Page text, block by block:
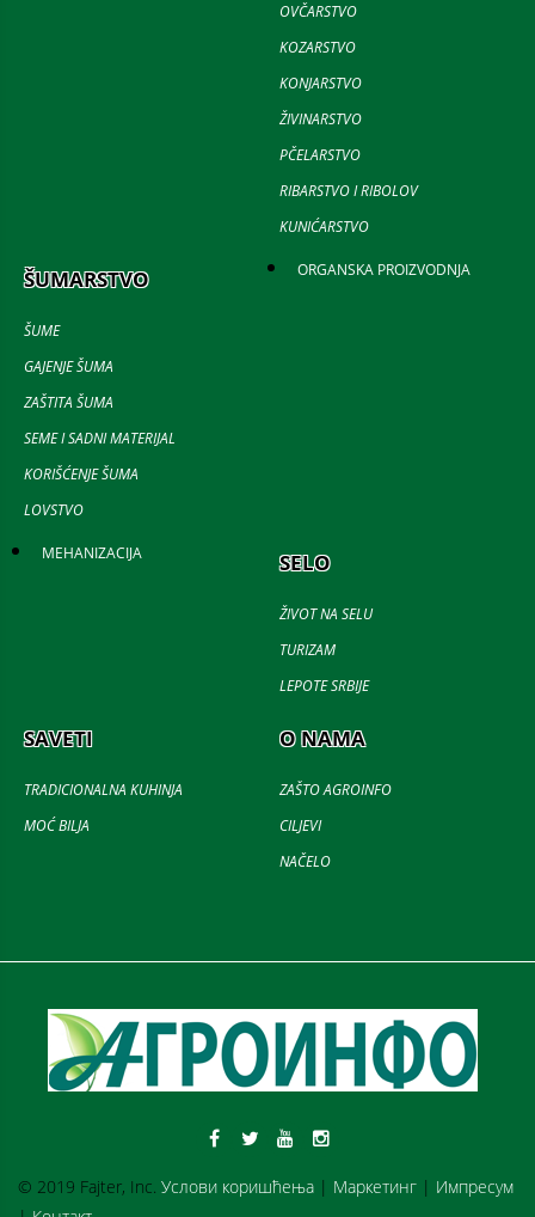
OVČARSTVO
KOZARSTVO
KONJARSTVO
ŽIVINARSTVO
PČELARSTVO
RIBARSTVO I RIBOLOV
KUNIĆARSTVO
ŠUMARSTVO
ŠUME
GAJENJE ŠUMA
ZAŠTITA ŠUMA
SEME I SADNI MATERIJAL
KORIŠĆENJE ŠUMA
LOVSTVO
ORGANSKA PROIZVODNJA
MEHANIZACIJA SELO
ŽIVOT NA SELU
TURIZAM
LEPOTE SRBIJE
SAVETI
TRADICIONALNA KUHINJA
MOĆ BILJA
O NAMA
ZAŠTO AGROINFO
CILJEVI
NAČELO
© 2019 Fajter, Inc. Услови коришћења | Маркетинг | Импресум